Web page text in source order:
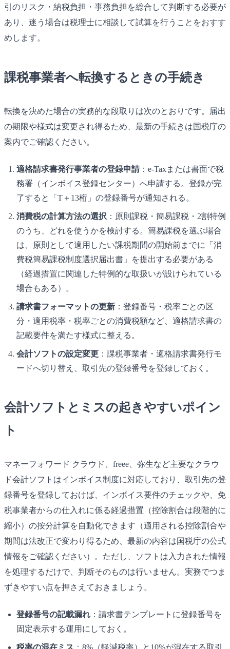
引のリスク・納税負担・事務負担を総合して判断する必要が
あり、迷う場合は税理士に相談して試算を行うことをおすす
めします。
課税事業者へ転換するときの手続き
転換を決めた場合の実務的な段取りは次のとおりです。届出
の期限や様式は変更され得るため、最新の手続きは国税庁の
案内でご確認ください。
適格請求書発行事業者の登録申請：e-Taxまたは書面で税
務署（インボイス登録センター）へ申請する。登録が完
了すると「T＋13桁」の登録番号が通知される。
消費税の計算方法の選択 ：原則課税・簡易課税・2割特例
のうち、どれを使うかを検討する。簡易課税を選ぶ場合
は、原則として適用したい課税期間の開始前までに「消
費税簡易課税制度選択届出書」を提出する必要がある
（経過措置に関連した特例的な取扱いが設けられている
場合もある）。
請求書フォーマットの更新 ：登録番号・税率ごとの区
分・適用税率・税率ごとの消費税額など、適格請求書の
記載要件を満たす様式に整える。
会計ソフトの設定変更 ：課税事業者・適格請求書発行モ
ードへ切り替え、取引先の登録番号を登録しておく。
会計ソフトとミスの起きやすいポイン
ト
マネーフォワード クラウド、freee、弥生など主要なクラウ
ド会計ソフトはインボイス制度に対応しており、取引先の登
録番号を登録しておけば、インボイス要件のチェックや、免
税事業者からの仕入れに係る経過措置（控除割合は段階的に
縮小）の按分計算を自動化できます（適用される控除割合や
期間は法改正で変わり得るため、最新の内容は国税庁の公式
情報をご確認ください）。ただし、ソフトは入力された情報
を処理するだけで、判断そのものは行いません。実務でつま
ずきやすい点を押さえておきましょう。
登録番号の記載漏れ ：請求書テンプレートに登録番号を
固定表示する運用にしておく。
税率の混在ミス ：8%（軽減税率）と10%が混在する取引